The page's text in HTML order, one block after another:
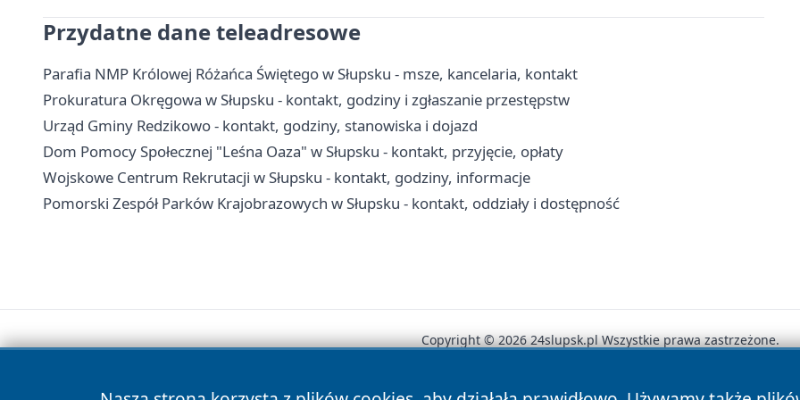
Przydatne dane teleadresowe
Parafia NMP Królowej Różańca Świętego w Słupsku - msze, kancelaria, kontakt
Prokuratura Okręgowa w Słupsku - kontakt, godziny i zgłaszanie przestępstw
Urząd Gminy Redzikowo - kontakt, godziny, stanowiska i dojazd
Dom Pomocy Społecznej "Leśna Oaza" w Słupsku - kontakt, przyjęcie, opłaty
Wojskowe Centrum Rekrutacji w Słupsku - kontakt, godziny, informacje
Pomorski Zespół Parków Krajobrazowych w Słupsku - kontakt, oddziały i dostępność
Copyright © 2026 24slupsk.pl Wszystkie prawa zastrzeżone.